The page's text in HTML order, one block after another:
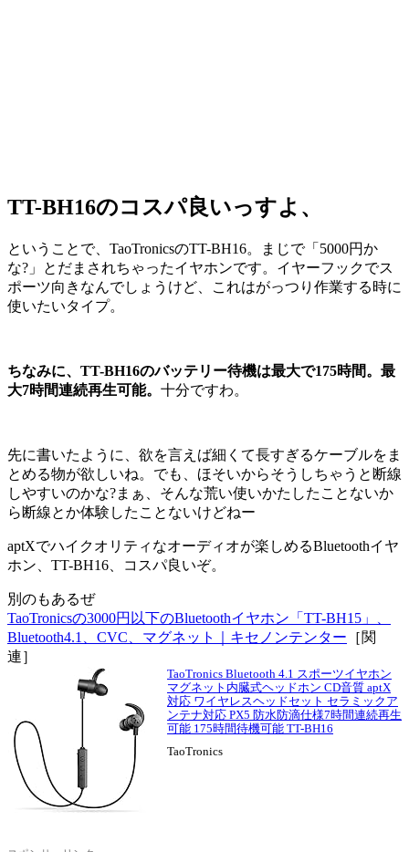
TT-BH16のコスパ良いっすよ、
ということで、TaoTronicsのTT-BH16。まじで「5000円か
な?」とだまされちゃったイヤホンです。イヤーフックでス
ポーツ向きなんでしょうけど、これはがっつり作業する時に
使いたいタイプ。
ちなみに、TT-BH16のバッテリー待機は最大で175時間。最
大7時間連続再生可能。 十分ですわ。
先に書いたように、欲を言えば細くて長すぎるケーブルをま
とめる物が欲しいね。でも、ほそいからそうしちゃうと断線
しやすいのかな?まぁ、そんな荒い使いかたしたことないか
ら断線とか体験したことないけどねー
aptXでハイクオリティなオーディオが楽しめるBluetoothイヤ
ホン、TT-BH16、コスパ良いぞ。
別のもあるぜ
TaoTronicsの3000円以下のBluetoothイヤホン「TT-BH15」、
Bluetooth4.1、CVC、マグネット｜キセノンテンター ［関
連］
TaoTronics Bluetooth 4.1 スポーツイヤホン
マグネット内臓式ヘッドホン CD音質 aptX
対応 ワイヤレスヘッドセット セラミックア
ンテナ対応 PX5 防水防滴仕様7時間連続再生
可能 175時間待機可能 TT-BH16
TaoTronics